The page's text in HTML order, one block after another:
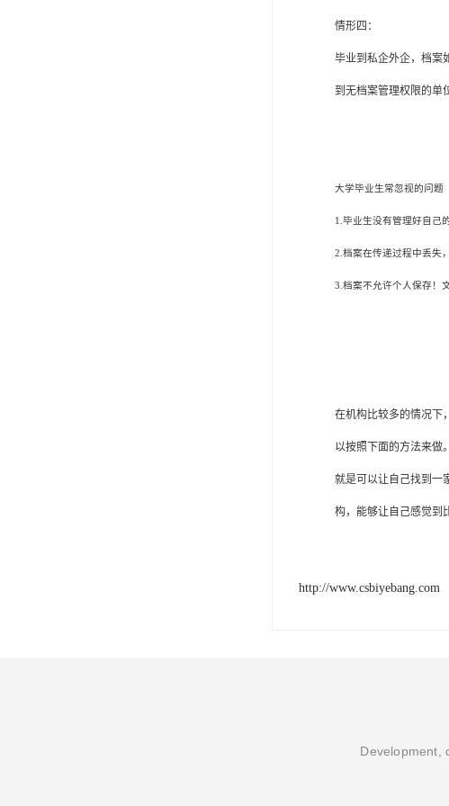
情形四：
毕业到私企外企，档案
到无档案管理权限的单
大学毕业生常忽视的问题
1.毕业生没有管理好自己
2.档案在传递过程中丢失
3.档案不允许个人保存！
在机构比较多的情况下
以按照下面的方法来做。
就是可以让自己找到一
构，能够让自己感觉到
http://www.csbiyebang.com
Development,